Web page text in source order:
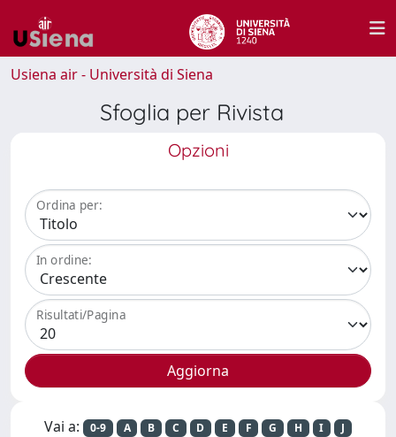
Usiena air - Università di Siena
Sfoglia per Rivista
Opzioni
Ordina per:
In ordine:
Risultati/Pagina
Vai a: 0-9 A B C D E F G H I
J